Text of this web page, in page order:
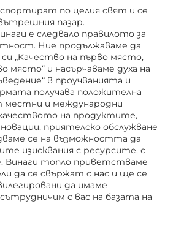
по целия свят и се
пазар.
е следвало правилото за
Ние продължаваме да
„Качество на първо място,
място“ и насърчаваме духа на
в проучванията и
получава положителна
местни и международни
на продуктите,
приятелско обслужване
се на възможността да
изисквания с ресурсите, с
Винаги топло приветстваме
да се свържат с нас и ще се
да имаме
с вас на базата на